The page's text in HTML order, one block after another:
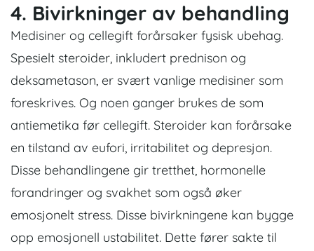
4. Bivirkninger av behandling
Medisiner og cellegift forårsaker fysisk ubehag.
Spesielt steroider, inkludert prednison og
deksametason, er svært vanlige medisiner som
foreskrives. Og noen ganger brukes de som
antiemetika før cellegift. Steroider kan forårsake
en tilstand av eufori, irritabilitet og depresjon.
Disse behandlingene gir tretthet, hormonelle
forandringer og svakhet som også øker
emosjonelt stress. Disse bivirkningene kan bygge
opp emosjonell ustabilitet. Dette fører sakte til